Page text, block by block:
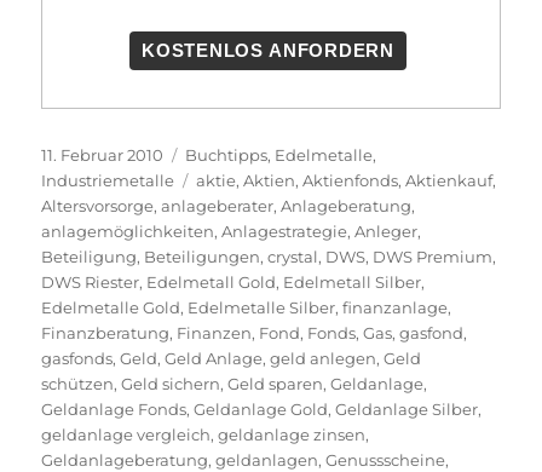
KOSTENLOS ANFORDERN
Veröffentlicht
am
11. Februar 2010 Kategorien
Buchtipps, Edelmetalle,
Industriemetalle
Schlagwörter
aktie,Aktien,Aktienfonds,Aktienkauf,
Altersvorsorge,anlageberater,Anlageberatung,
anlagemöglichkeiten,Anlagestrategie,Anleger,
Beteiligung, Beteiligungen,crystal, DWS, DWS Premium,
DWS Riester, Edelmetall Gold, Edelmetall Silber,
Edelmetalle Gold, Edelmetalle Silber,finanzanlage,
Finanzberatung, Finanzen, Fond, Fonds,Gas,gasfond,
gasfonds,Geld,Geld Anlage,geld anlegen,Geld
schützen,Geld sichern,Geld sparen,Geldanlage,
Geldanlage Fonds,Geldanlage Gold,Geldanlage Silber,
geldanlage vergleich,geldanlage zinsen,
Geldanlageberatung,geldanlagen,Genussscheine,